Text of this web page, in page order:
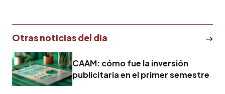
Otras noticias del dia
CAAM: cómo fue la inversión
publicitaria en el primer semestre